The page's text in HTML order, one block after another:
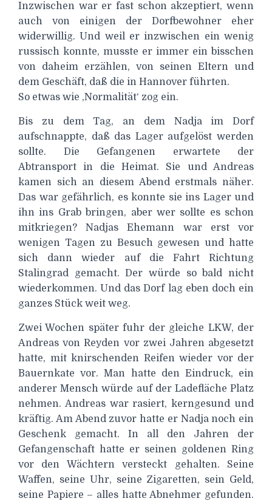
Inzwischen war er fast schon akzeptiert, wenn
auch von einigen der Dorfbewohner eher
widerwillig. Und weil er inzwischen ein wenig
russisch konnte, musste er immer ein bisschen
von daheim erzählen, von seinen Eltern und
dem Geschäft, daß die in Hannover führten.
So etwas wie ‚Normalität‘ zog ein.
Bis zu dem Tag, an dem Nadja im Dorf
aufschnappte, daß das Lager aufgelöst werden
sollte. Die Gefangenen erwartete der
Abtransport in die Heimat. Sie und Andreas
kamen sich an diesem Abend erstmals näher.
Das war gefährlich, es konnte sie ins Lager und
ihn ins Grab bringen, aber wer sollte es schon
mitkriegen? Nadjas Ehemann war erst vor
wenigen Tagen zu Besuch gewesen und hatte
sich dann wieder auf die Fahrt Richtung
Stalingrad gemacht. Der würde so bald nicht
wiederkommen. Und das Dorf lag eben doch ein
ganzes Stück weit weg.
Zwei Wochen später fuhr der gleiche LKW, der
Andreas von Reyden vor zwei Jahren abgesetzt
hatte, mit knirschenden Reifen wieder vor der
Bauernkate vor. Man hatte den Eindruck, ein
anderer Mensch würde auf der Ladefläche Platz
nehmen. Andreas war rasiert, kerngesund und
kräftig. Am Abend zuvor hatte er Nadja noch ein
Geschenk gemacht. In all den Jahren der
Gefangenschaft hatte er seinen goldenen Ring
vor den Wächtern versteckt gehalten. Seine
Waffen, seine Uhr, seine Zigaretten, sein Geld,
seine Papiere – alles hatte Abnehmer gefunden.